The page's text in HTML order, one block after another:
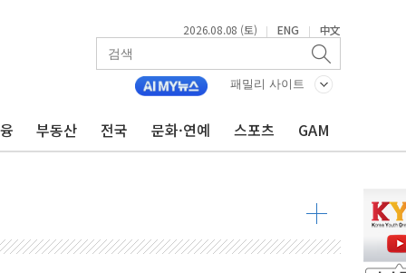
2026.08.08 (토) | ENG | 中文
패밀리 사이트
부동산 전국 문화·연예 스포츠 GAM